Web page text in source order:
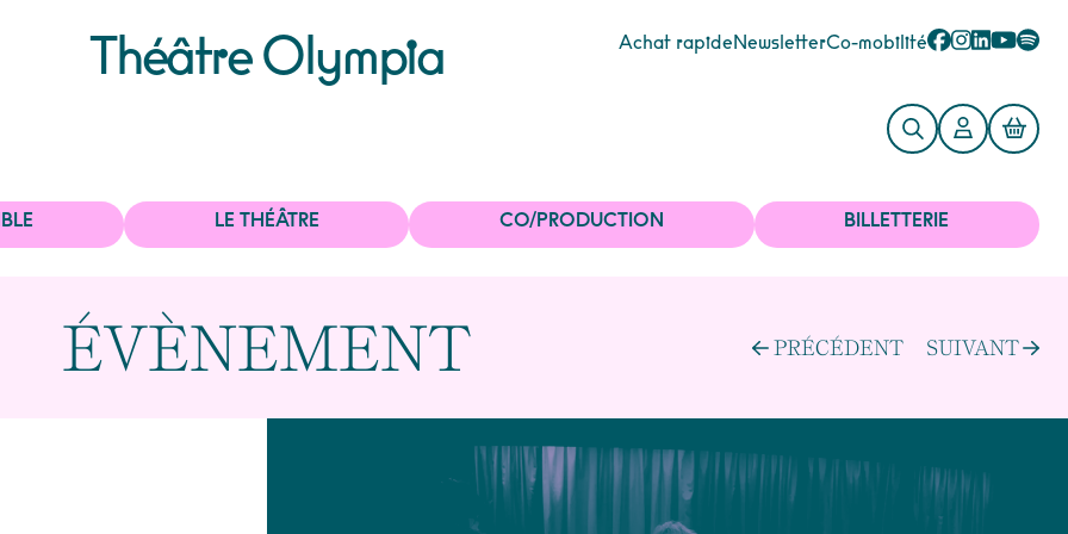
Théâtre Olympia Achat rapideNewsletterCo-mobilité
LE THÉÂTRE CO/PRODUCTION BILLETTERIE
ÉVÈNEMENT PRÉCÉDENT SUIVANT